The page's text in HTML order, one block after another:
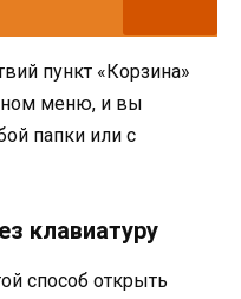
пункт «Корзина»
меню, и вы
папки или с
клавиатуру
способ открыть